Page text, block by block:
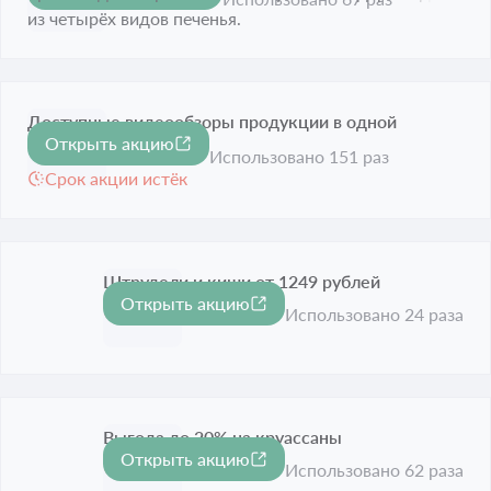
из четырёх видов печенья.
Доступные видеообзоры продукции в одной
подборке
Срок акции истёк
Открыть акцию
Использовано 151 раз
Штрудели и киши от 1249 рублей
Срок акции истёк
Открыть акцию
Использовано 24 раза
-20%
Выгода до 20% на круассаны
Срок акции истёк
Открыть акцию
Использовано 62 раза